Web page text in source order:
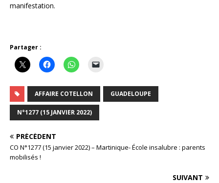
manifestation.
Partager :
AFFAIRE COTELLON GUADELOUPE
N°1277 (15 JANVIER 2022)
PRÉCÉDENT
CO N°1277 (15 janvier 2022) – Martinique- École insalubre : parents
mobilisés !
SUIVANT